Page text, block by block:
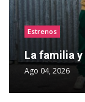
Estrenos
La familia
Ago 04, 2026